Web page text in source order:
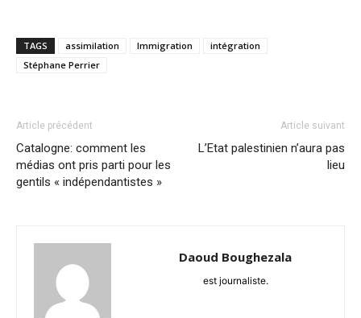
TAGS assimilation Immigration
intégration
Stéphane Perrier
Article précédent
Catalogne: comment les
médias ont pris parti pour les
gentils « indépendantistes »
Article suivant
L’Etat palestinien n’aura pas
lieu
Daoud Boughezala
est journaliste.